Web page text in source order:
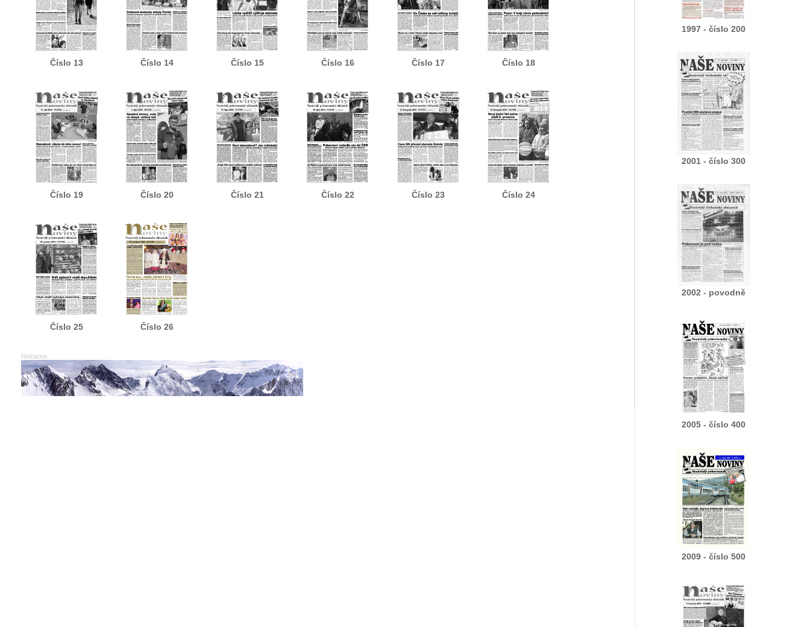
1997 - číslo 200
2001 - číslo 300
2002 - povodně
2005 - číslo 400
2009 - číslo 500
Číslo 13 Číslo 14 Číslo 15 Číslo 16 Číslo 17 Číslo 18
Číslo 19 Číslo 20 Číslo 21 Číslo 22 Číslo 23 Číslo 24
Číslo 25 Číslo 26
Reklama